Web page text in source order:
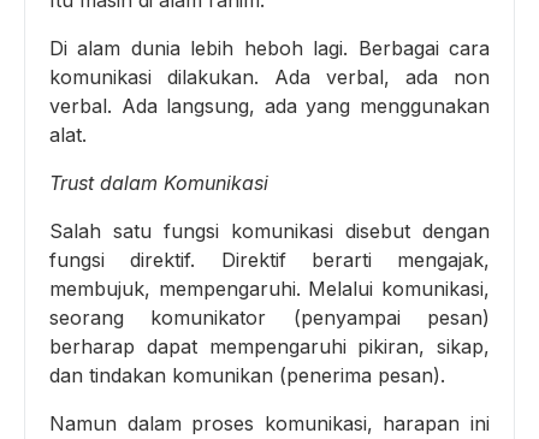
Di alam dunia lebih heboh lagi. Berbagai cara
komunikasi dilakukan. Ada verbal, ada non
verbal. Ada langsung, ada yang menggunakan
alat.
Trust dalam Komunikasi
Salah satu fungsi komunikasi disebut dengan
fungsi direktif. Direktif berarti mengajak,
membujuk, mempengaruhi. Melalui komunikasi,
seorang komunikator (penyampai pesan)
berharap dapat mempengaruhi pikiran, sikap,
dan tindakan komunikan (penerima pesan).
Namun dalam proses komunikasi, harapan ini